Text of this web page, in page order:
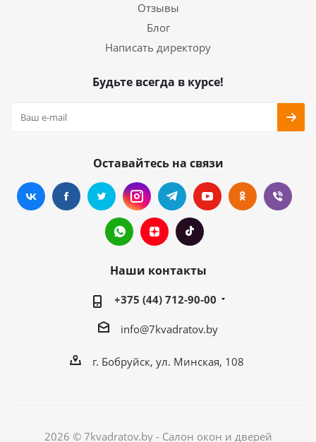
Отзывы
Блог
Написать директору
Будьте всегда в курсе!
Оставайтесь на связи
Наши контакты
+375 (44) 712-90-00
info@7kvadratov.by
г. Бобруйск, ул. Минская, 108
2026 © 7kvadratov.by - Салон окон и дверей